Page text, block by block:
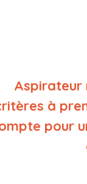
Aspirateur
à
pour